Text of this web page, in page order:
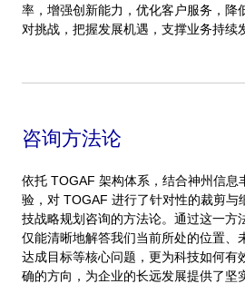
率，增强创新能力，优化客户服务，降
对挑战，把握发展机遇，支撑业务持续
咨询方法论
依托 TOGAF 架构体系，结合神州信息
验，对 TOGAF 进行了针对性的裁剪与
技战略规划咨询的方法论。通过这一方
仅能清晰地解答我们当前所处的位置、
达成目标等核心问题，更为科技如何有
确的方向，为企业的长远发展提供了坚